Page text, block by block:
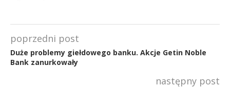
poprzedni post
Duże problemy giełdowego banku. Akcje Getin Noble
Bank zanurkowały
następny post